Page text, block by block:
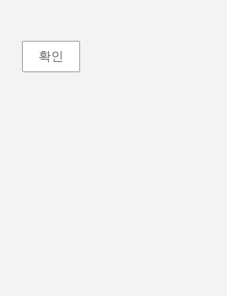
확인